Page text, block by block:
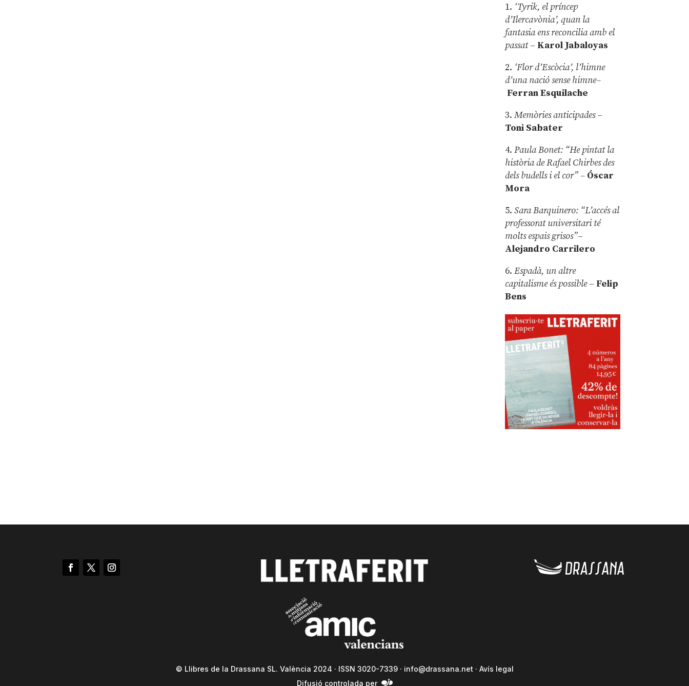
1. ‘Tyrik, el príncep
d’Ilercavònia’, quan la
fantasia ens reconcilia amb el
passat– Karol Jabaloyas
2. ‘Flor d’Escòcia’, l’himne
d’una nació sense himne–
Ferran Esquilache
3.Memòries anticipades–
Toni Sabater
4.Paula Bonet: “He pintat la
història de Rafael Chirbes des
dels budells i el cor” – Óscar
Mora
5.Sara Barquinero: “L’accés al
professorat universitari té
molts espais grisos”–
Alejandro Carrilero
6.Espadà, un altre
capitalisme és possible – Felip
Bens
© Llibres de la Drassana SL. València 2024 · ISSN 3020-7339 · info@drassana.net · Avís legal
Difusió controlada per